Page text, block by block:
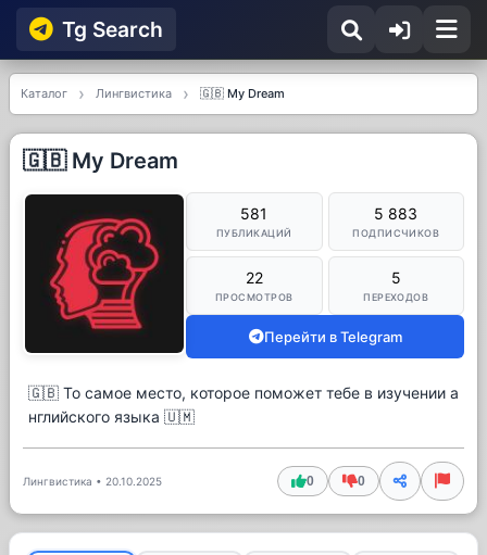
Tg Searсh
Каталог Лингвистика 🇬🇧 My Dream
🇬🇧 My Dream
581
ПУБЛИКАЦИЙ
5 883
ПОДПИСЧИКОВ
22
ПРОСМОТРОВ
5
ПЕРЕХОДОВ
Перейти в Telegram
🇬🇧 То самое место, которое поможет тебе в изучении а
нглийского языка 🇺🇲
Лингвистика • 20.10.2025 0 0